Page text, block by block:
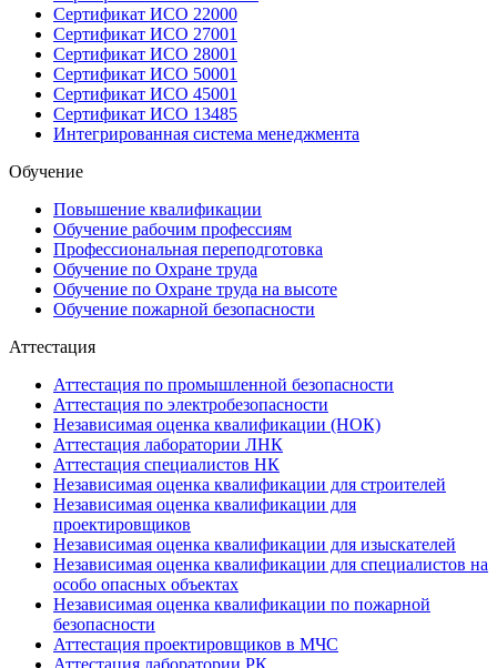
Сертификат ИСО 22000
Сертификат ИСО 27001
Сертификат ИСО 28001
Сертификат ИСО 50001
Сертификат ИСО 45001
Сертификат ИСО 13485
Интегрированная система менеджмента
Обучение
Повышение квалификации
Обучение рабочим профессиям
Профессиональная переподготовка
Обучение по Охране труда
Обучение по Охране труда на высоте
Обучение пожарной безопасности
Аттестация
Аттестация по промышленной безопасности
Аттестация по электробезопасности
Независимая оценка квалификации (НОК)
Аттестация лаборатории ЛНК
Аттестация специалистов НК
Независимая оценка квалификации для строителей
Независимая оценка квалификации для
проектировщиков
Независимая оценка квалификации для изыскателей
Независимая оценка квалификации для специалистов на
особо опасных объектах
Независимая оценка квалификации по пожарной
безопасности
Аттестация проектировщиков в МЧС
Аттестация лаборатории РК